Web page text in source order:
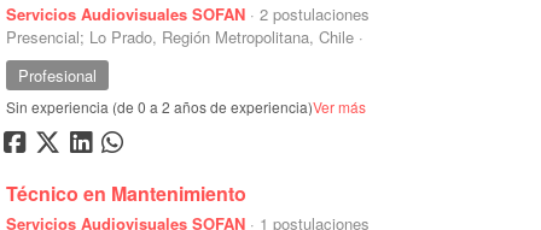
Servicios Audiovisuales SOFAN ·
Presencial; Lo Prado, Región Metropolitana, Chile ·
2 postulaciones
Profesional
Sin experiencia (de 0 a 2 años de experiencia)Ver más
Técnico en Mantenimiento
Servicios Audiovisuales SOFAN · 1 postulaciones